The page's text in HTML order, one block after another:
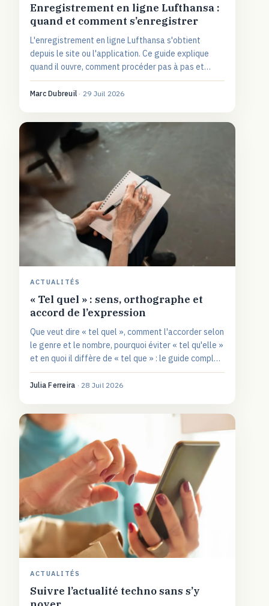
Enregistrement en ligne Lufthansa :
quand et comment s’enregistrer
L'enregistrement en ligne Lufthansa s'obtient
depuis le site ou l'application. Ce guide explique
quand il ouvre, comment procéder pas à pas et
gérer carte d'embarquement, siège et bagages.
Marc Dubreuil · 29 Juil 2026
ACTUALITÉS
« Tel quel » : sens, orthographe et
accord de l’expression
Que veut dire « tel quel », comment l'accorder selon
le genre et le nombre, pourquoi éviter « tel qu'elle »
et en quoi il diffère de « tel que » : le guide complet
de l'expression.
Julia Ferreira · 28 Juil 2026
ACTUALITÉS
Suivre l’actualité techno sans s’y